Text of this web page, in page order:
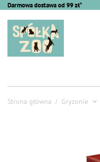
Darmowa dostawa od 99 zł*
Strona główna Gryzonie